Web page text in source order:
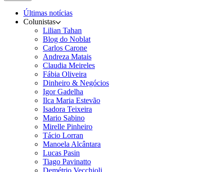
Últimas notícias
Colunistas
Lilian Tahan
Blog do Noblat
Carlos Carone
Andreza Matais
Claudia Meireles
Fábia Oliveira
Dinheiro & Negócios
Igor Gadelha
Ilca Maria Estevão
Isadora Teixeira
Mario Sabino
Mirelle Pinheiro
Tácio Lorran
Manoela Alcântara
Lucas Pasin
Tiago Pavinatto
Demétrio Vecchioli